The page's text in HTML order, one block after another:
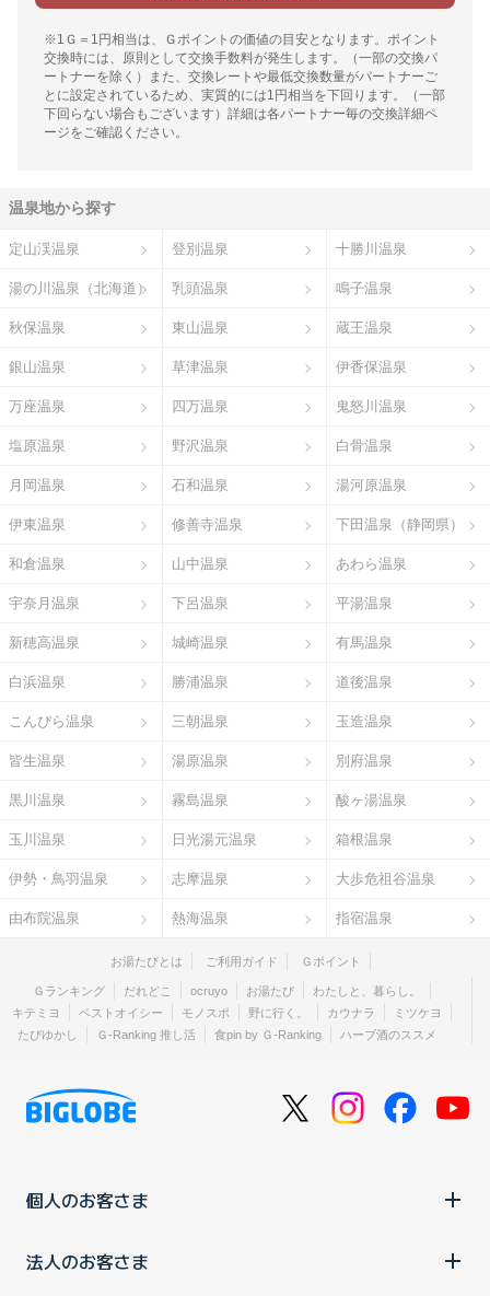
※1Ｇ＝1円相当は、Ｇポイントの価値の目安となります。ポイント
交換時には、原則として交換手数料が発生します。（一部の交換パ
ートナーを除く）また、交換レートや最低交換数量がパートナーご
とに設定されているため、実質的には1円相当を下回ります。（一部
下回らない場合もございます）詳細は各パートナー毎の交換詳細ペ
ージをご確認ください。
温泉地から探す
定山渓温泉 登別温泉 十勝川温泉
湯の川温泉（北海道） 乳頭温泉 鳴子温泉
秋保温泉 東山温泉 蔵王温泉
銀山温泉 草津温泉 伊香保温泉
万座温泉 四万温泉 鬼怒川温泉
塩原温泉 野沢温泉 白骨温泉
月岡温泉 石和温泉 湯河原温泉
伊東温泉 修善寺温泉 下田温泉（静岡県）
和倉温泉 山中温泉 あわら温泉
宇奈月温泉 下呂温泉 平湯温泉
新穂高温泉 城崎温泉 有馬温泉
白浜温泉 勝浦温泉 道後温泉
こんぴら温泉 三朝温泉 玉造温泉
皆生温泉 湯原温泉 別府温泉
黒川温泉 霧島温泉 酸ヶ湯温泉
玉川温泉 日光湯元温泉 箱根温泉
伊勢・鳥羽温泉 志摩温泉 大歩危祖谷温泉
由布院温泉 熱海温泉 指宿温泉
お湯たびとは ご利用ガイド Ｇポイント
Ｇランキング だれどこ ocruyo お湯たび
わたしと、暮らし。
キテミヨ
ベストオイシー モノスポ 野に行く。 カウナラ
ミツケヨ
たびゆかし
Ｇ-Ranking 推し活 食pin by Ｇ-Ranking ハーブ酒のススメ
個人のお客さま
法人のお客さま